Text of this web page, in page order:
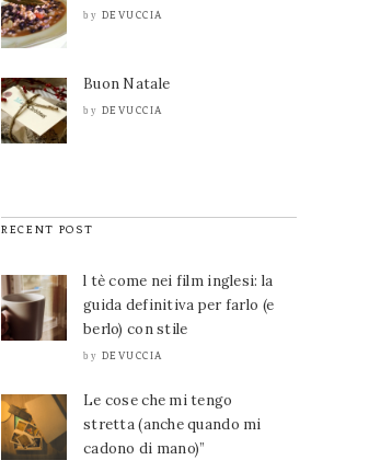
by DEVUCCIA
Buon Natale
by DEVUCCIA
RECENT POST
l tè come nei film inglesi: la
guida definitiva per farlo (e
berlo) con stile
by DEVUCCIA
Le cose che mi tengo
stretta (anche quando mi
cadono di mano)”